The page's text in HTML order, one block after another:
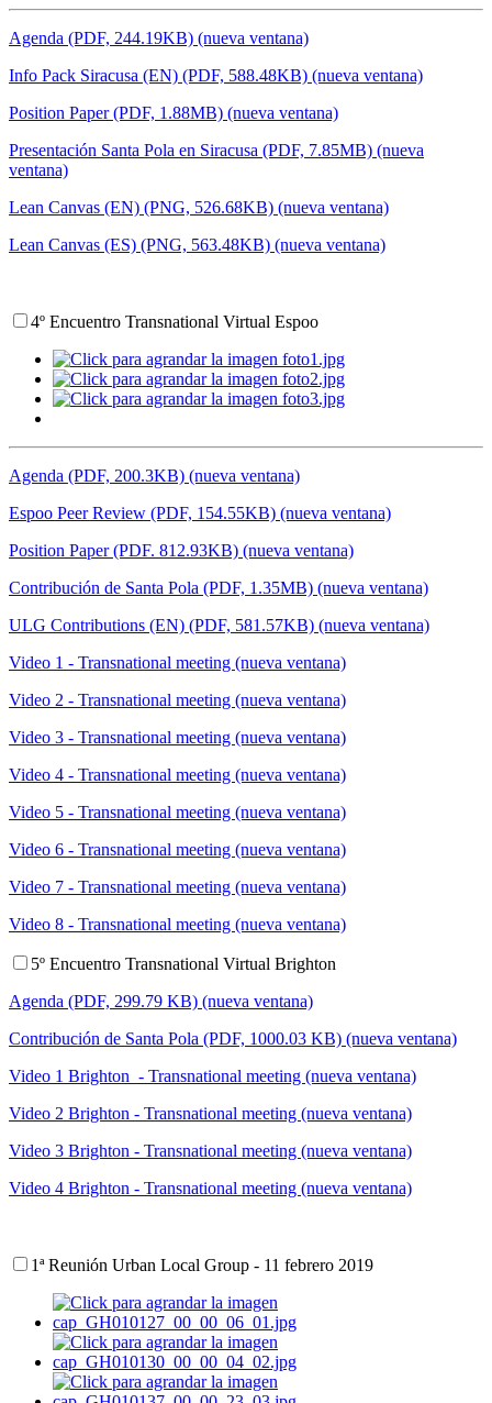
Agenda (PDF, 244.19KB) (nueva ventana)
Info Pack Siracusa (EN) (PDF, 588.48KB) (nueva ventana)
Position Paper (PDF, 1.88MB) (nueva ventana)
Presentación Santa Pola en Siracusa (PDF, 7.85MB) (nueva
ventana)
Lean Canvas (EN) (PNG, 526.68KB) (nueva ventana)
Lean Canvas (ES) (PNG, 563.48KB) (nueva ventana)
4º Encuentro Transnational Virtual Espoo
Agenda (PDF, 200.3KB) (nueva ventana)
Espoo Peer Review (PDF, 154.55KB) (nueva ventana)
Position Paper (PDF. 812.93KB) (nueva ventana)
Contribución de Santa Pola (PDF, 1.35MB) (nueva ventana)
ULG Contributions (EN) (PDF, 581.57KB) (nueva ventana)
Video 1 - Transnational meeting (nueva ventana)
Video 2 - Transnational meeting (nueva ventana)
Video 3 - Transnational meeting (nueva ventana)
Video 4 - Transnational meeting (nueva ventana)
Video 5 - Transnational meeting (nueva ventana)
Video 6 - Transnational meeting (nueva ventana)
Video 7 - Transnational meeting (nueva ventana)
Video 8 - Transnational meeting (nueva ventana)
5º Encuentro Transnational Virtual Brighton
Agenda (PDF, 299.79 KB) (nueva ventana)
Contribución de Santa Pola (PDF, 1000.03 KB) (nueva ventana)
Video 1 Brighton - Transnational meeting (nueva ventana)
Video 2 Brighton - Transnational meeting (nueva ventana)
Video 3 Brighton - Transnational meeting (nueva ventana)
Video 4 Brighton - Transnational meeting (nueva ventana)
1ª Reunión Urban Local Group - 11 febrero 2019